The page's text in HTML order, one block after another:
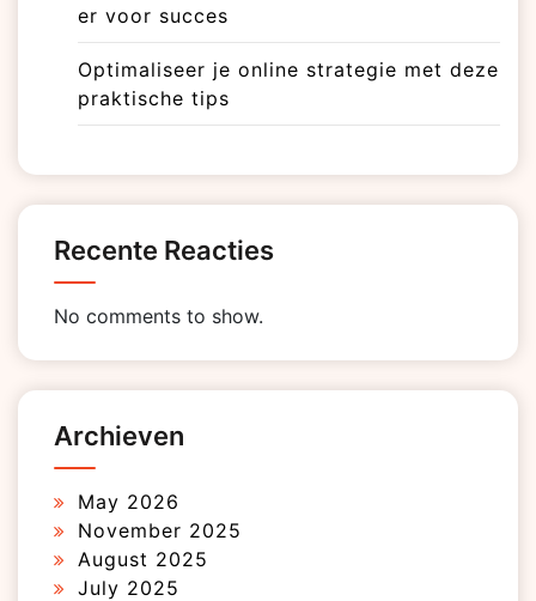
er voor succes
Optimaliseer je online strategie met deze
praktische tips
Recente Reacties
No comments to show.
Archieven
May 2026
November 2025
August 2025
July 2025